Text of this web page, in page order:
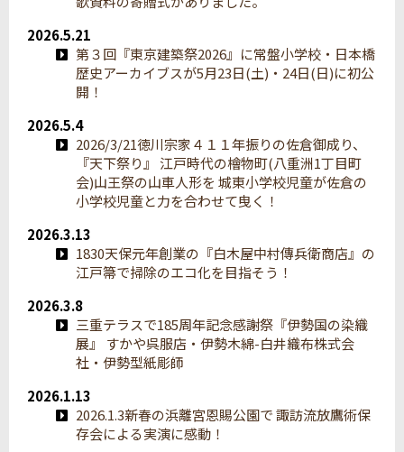
2026.5.21
第３回『東京建築祭2026』に常盤小学校・日本橋
歴史アーカイブスが5月23日(土)・24日(日)に初公
開！
2026.5.4
2026/3/21徳川宗家４１１年振りの佐倉御成り、
『天下祭り』 江戸時代の檜物町(八重洲1丁目町
会)山王祭の山車人形を 城東小学校児童が佐倉の
小学校児童と力を合わせて曳く！
2026.3.13
1830天保元年創業の『白木屋中村傳兵衛商店』の
江戸箒で掃除のエコ化を目指そう！
2026.3.8
三重テラスで185周年記念感謝祭『伊勢国の染織
展』 すかや呉服店・伊勢木綿-白井織布株式会
社・伊勢型紙彫師
2026.1.13
2026.1.3新春の浜離宮恩賜公園で 諏訪流放鷹術保
存会による実演に感動！